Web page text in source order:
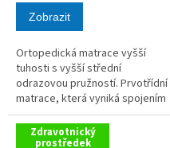
Zobrazit
Ortopedická matrace vyšší
tuhosti s vyšší střední
odrazovou pružností. Prvotřídní
matrace, která vyniká spojením
pružnosti, paměťového efektu
a mimořádného komfortu.
Zdravotnický
prostředek